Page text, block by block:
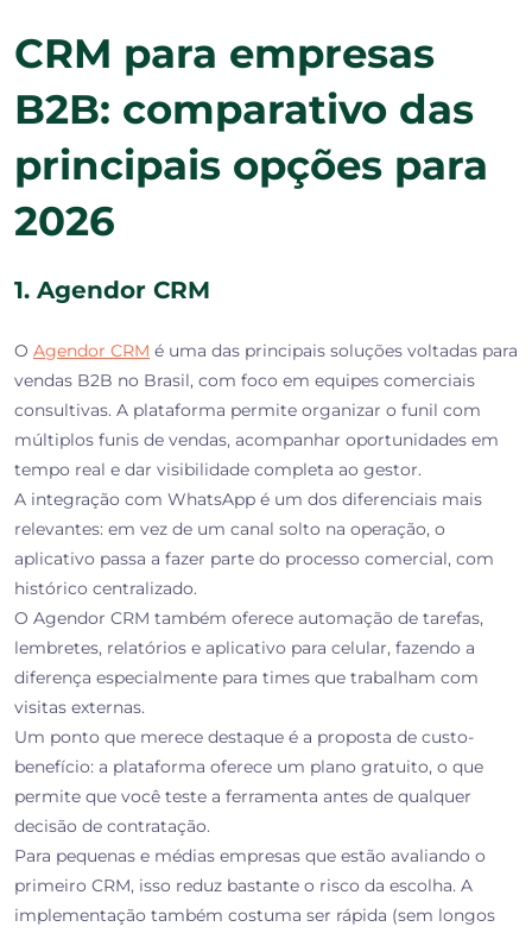
CRM para empresas
B2B: comparativo das
principais opções para
2026
1. Agendor CRM
O Agendor CRM é uma das principais soluções voltadas para
vendas B2B no Brasil, com foco em equipes comerciais
consultivas. A plataforma permite organizar o funil com
múltiplos funis de vendas, acompanhar oportunidades em
tempo real e dar visibilidade completa ao gestor.
A integração com WhatsApp é um dos diferenciais mais
relevantes: em vez de um canal solto na operação, o
aplicativo passa a fazer parte do processo comercial, com
histórico centralizado.
O Agendor CRM também oferece automação de tarefas,
lembretes, relatórios e aplicativo para celular, fazendo a
diferença especialmente para times que trabalham com
visitas externas.
Um ponto que merece destaque é a proposta de custo-
benefício: a plataforma oferece um plano gratuito, o que
permite que você teste a ferramenta antes de qualquer
decisão de contratação.
Para pequenas e médias empresas que estão avaliando o
primeiro CRM, isso reduz bastante o risco da escolha. A
implementação também costuma ser rápida (sem longos